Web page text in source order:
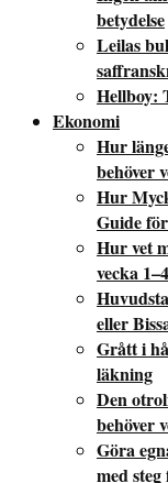
betydelse
Leilas
Hellboy:
Ekonomi
Hur
behöver
Hur
Guide
Hur vet
vecka 1–4
eller
Grått i
läkning
Den
behöver
Göra
med